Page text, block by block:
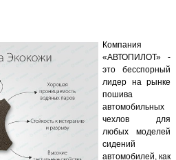
Компания
«АВТОПИЛОТ» -
это бесспорный
лидер на рынке
пошива
автомобильных
чехлов для
любых моделей
сидений
автомобилей, как